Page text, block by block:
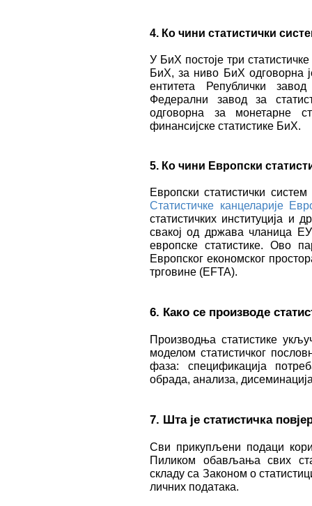
4. Ко чини статистички
У БиХ постоје три
БиХ, за ниво БиХ одговорна
ентитета Републички
Федерални завод за
одговорна за монетарне
финансијске статистике БиХ.
5. Ко чини Европски
Европски статистички
Статистичке канцеларије
статистичких институција и
свакој од држава чланица
европске статистике. Ово
Европског економског
трговине (EFTA).
6. Како се производе
Производња статистике
моделом статистичког
фаза: спецификација
обрада, анализа,
7. Шта је статистичка
Сви прикупљени подаци
Пиликом обављања свих
складу са Законом о
личних података.